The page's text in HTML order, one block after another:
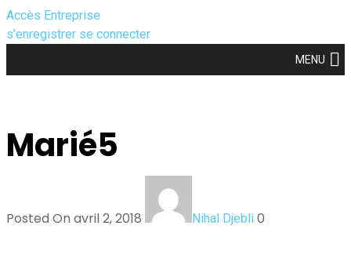
Accès Entreprise
s’enregistrer se connecter
MENU
Marié5
Posted On avril 2, 2018 Nihal Djebli 0